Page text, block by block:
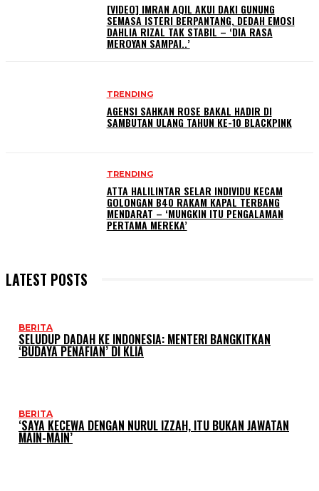
[VIDEO] IMRAN AQIL AKUI DAKI GUNUNG
SEMASA ISTERI BERPANTANG, DEDAH EMOSI
DAHLIA RIZAL TAK STABIL – ‘DIA RASA
MEROYAN SAMPAI..’
TRENDING
AGENSI SAHKAN ROSE BAKAL HADIR DI
SAMBUTAN ULANG TAHUN KE-10 BLACKPINK
TRENDING
ATTA HALILINTAR SELAR INDIVIDU KECAM
GOLONGAN B40 RAKAM KAPAL TERBANG
MENDARAT – ‘MUNGKIN ITU PENGALAMAN
PERTAMA MEREKA’
LATEST POSTS
BERITA
SELUDUP DADAH KE INDONESIA: MENTERI BANGKITKAN
‘BUDAYA PENAFIAN’ DI KLIA
BERITA
‘SAYA KECEWA DENGAN NURUL IZZAH, ITU BUKAN JAWATAN
MAIN-MAIN’